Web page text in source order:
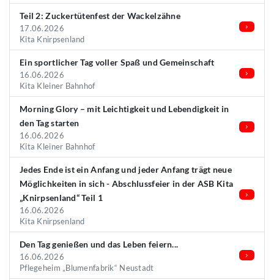
Teil 2: Zuckertütenfest der Wackelzähne
17.06.2026
Kita Knirpsenland
Ein sportlicher Tag voller Spaß und Gemeinschaft
16.06.2026
Kita Kleiner Bahnhof
Morning Glory – mit Leichtigkeit und Lebendigkeit in
den Tag starten
16.06.2026
Kita Kleiner Bahnhof
Jedes Ende ist ein Anfang und jeder Anfang trägt neue
Möglichkeiten in sich - Abschlussfeier in der ASB Kita
„Knirpsenland“ Teil 1
16.06.2026
Kita Knirpsenland
Den Tag genießen und das Leben feiern...
16.06.2026
Pflegeheim „Blumenfabrik“ Neustadt